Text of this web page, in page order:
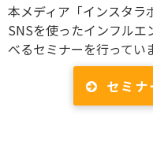
本メディア「インスタ
SNSを使ったインフル
べるセミナーを行ってい
セミ